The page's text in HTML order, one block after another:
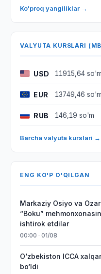
Ko'proq yangiliklar →
VALYUTA KURSLARI
USD 11915,64 so'm
EUR 13749,46 so'm
RUB 146,19 so'm
Barcha valyuta kurslari →
ENG KO'P O'QILGAN
Markaziy Osiyo va
“Boku”
ishtirok etdilar
00:00 · 01/08
O‘zbekiston ICCA
bo‘ldi